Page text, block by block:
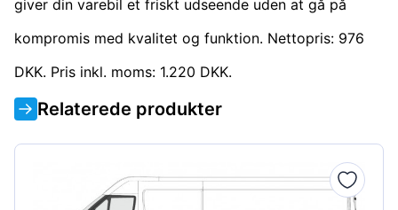
giver din varebil et friskt udseende uden at gå på
kompromis med kvalitet og funktion. Nettopris: 976
DKK. Pris inkl. moms: 1.220 DKK.
Relaterede produkter